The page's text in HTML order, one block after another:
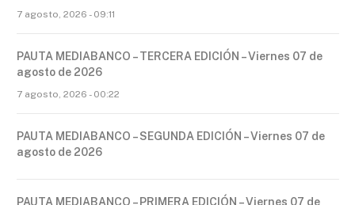
7 agosto, 2026 - 09:11
PAUTA MEDIABANCO – TERCERA EDICIÓN – Viernes 07 de
agosto de 2026
7 agosto, 2026 - 00:22
PAUTA MEDIABANCO – SEGUNDA EDICIÓN – Viernes 07 de
agosto de 2026
PAUTA MEDIABANCO – PRIMERA EDICIÓN – Viernes 07 de